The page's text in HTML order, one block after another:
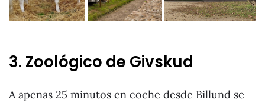
3. Zoológico de Givskud
A apenas 25 minutos en coche desde Billund se